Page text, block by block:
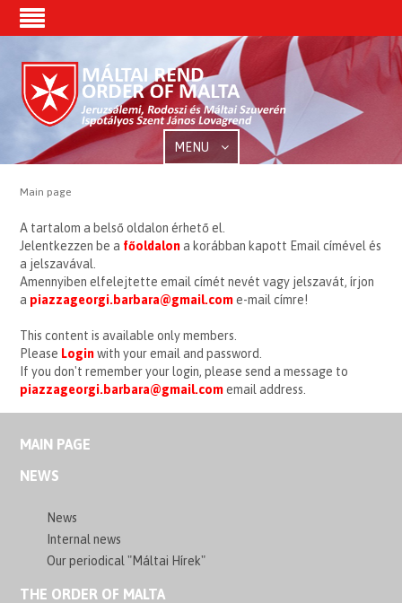
MENU
Main page
A tartalom a belső oldalon érhető el.
Jelentkezzen be a főoldalona korábban kapott Email címével és
a jelszavával.
Amennyiben elfelejtette email címét nevét vagy jelszavát, írjon
a piazzageorgi.barbara@gmail.come-mail címre!
This content is available only members.
Please Loginwith your email and password.
If you don't remember your login, please send a message to
piazzageorgi.barbara@gmail.comemail address.
MAIN PAGE
NEWS
News
Internal news
Our periodical "Máltai Hírek"
THE ORDER OF MALTA